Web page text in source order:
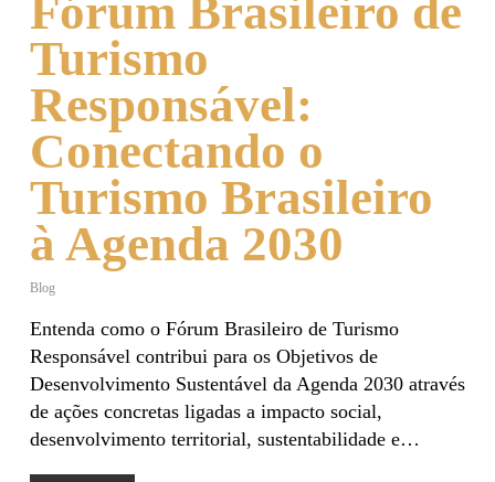
Fórum Brasileiro de
Turismo
Responsável:
Conectando o
Turismo Brasileiro
à Agenda 2030
Blog
Entenda como o Fórum Brasileiro de Turismo
Responsável contribui para os Objetivos de
Desenvolvimento Sustentável da Agenda 2030 através
de ações concretas ligadas a impacto social,
desenvolvimento territorial, sustentabilidade e…